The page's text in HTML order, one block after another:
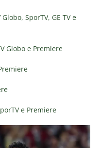
SporTV, GE TV e
Globo e Premiere
e Premiere